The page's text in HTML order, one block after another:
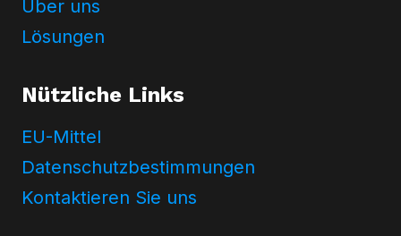
Über uns
Lösungen
Nützliche Links
EU-Mittel
Datenschutzbestimmungen
Kontaktieren Sie uns